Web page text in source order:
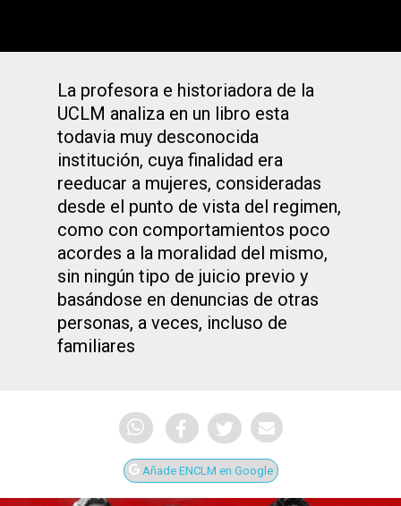
La profesora e historiadora de la
UCLM analiza en un libro esta
todavia muy desconocida
institución, cuya finalidad era
reeducar a mujeres, consideradas
desde el punto de vista del regimen,
como con comportamientos poco
acordes a la moralidad del mismo,
sin ningún tipo de juicio previo y
basándose en denuncias de otras
personas, a veces, incluso de
familiares
Añade ENCLM en Google